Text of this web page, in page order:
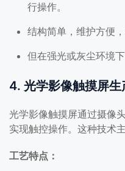
行操作。
结构简单，维护方便，
但在强光或灰尘环境
4. 光学影像触摸屏生
光学影像触摸屏通过摄像
实现触控操作。这种技术
工艺特点：